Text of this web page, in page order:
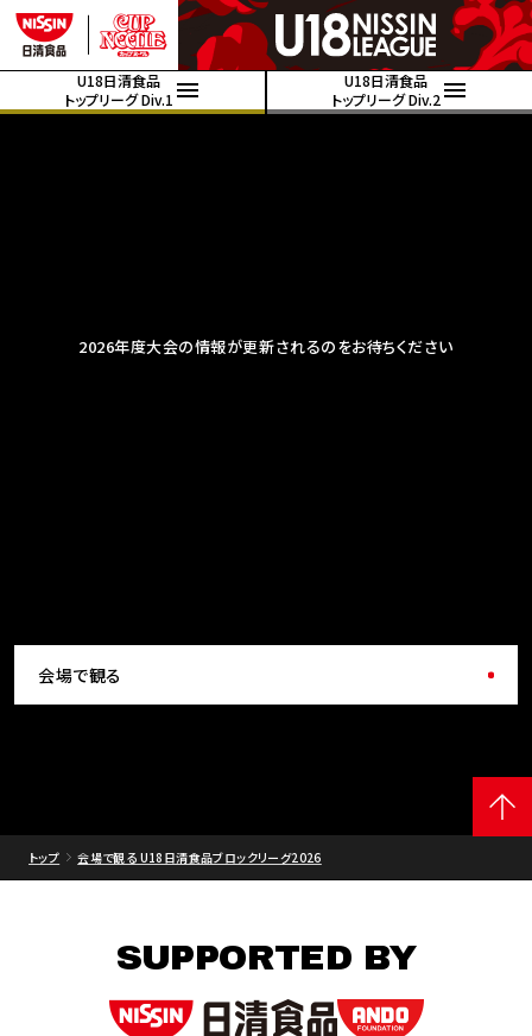
U18日清食品
トップリーグ Div.1
U18日清食品
トップリーグ Div.2
2026年度大会の情報が更新されるのをお待ちください
会場で観る
トップ 会場で観る U18日清食品ブロックリーグ2026
SUPPORTED BY